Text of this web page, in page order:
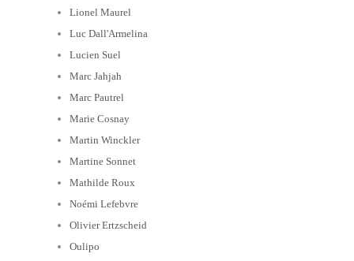
Lionel Maurel
Luc Dall'Armelina
Lucien Suel
Marc Jahjah
Marc Pautrel
Marie Cosnay
Martin Winckler
Martine Sonnet
Mathilde Roux
Noémi Lefebvre
Olivier Ertzscheid
Oulipo